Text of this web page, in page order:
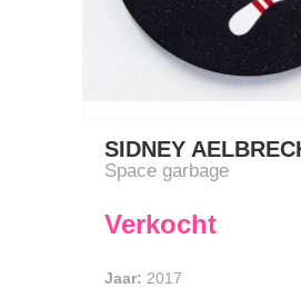
SIDNEY
Space garbage
Verkocht
Jaar: 2017